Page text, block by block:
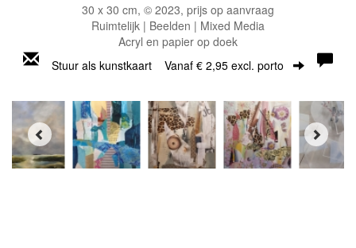
30 x 30 cm, © 2023, prijs op aanvraag
Ruimtelijk | Beelden | Mixed Media
Acryl en papier op doek
Stuur als kunstkaart Vanaf € 2,95 excl. porto